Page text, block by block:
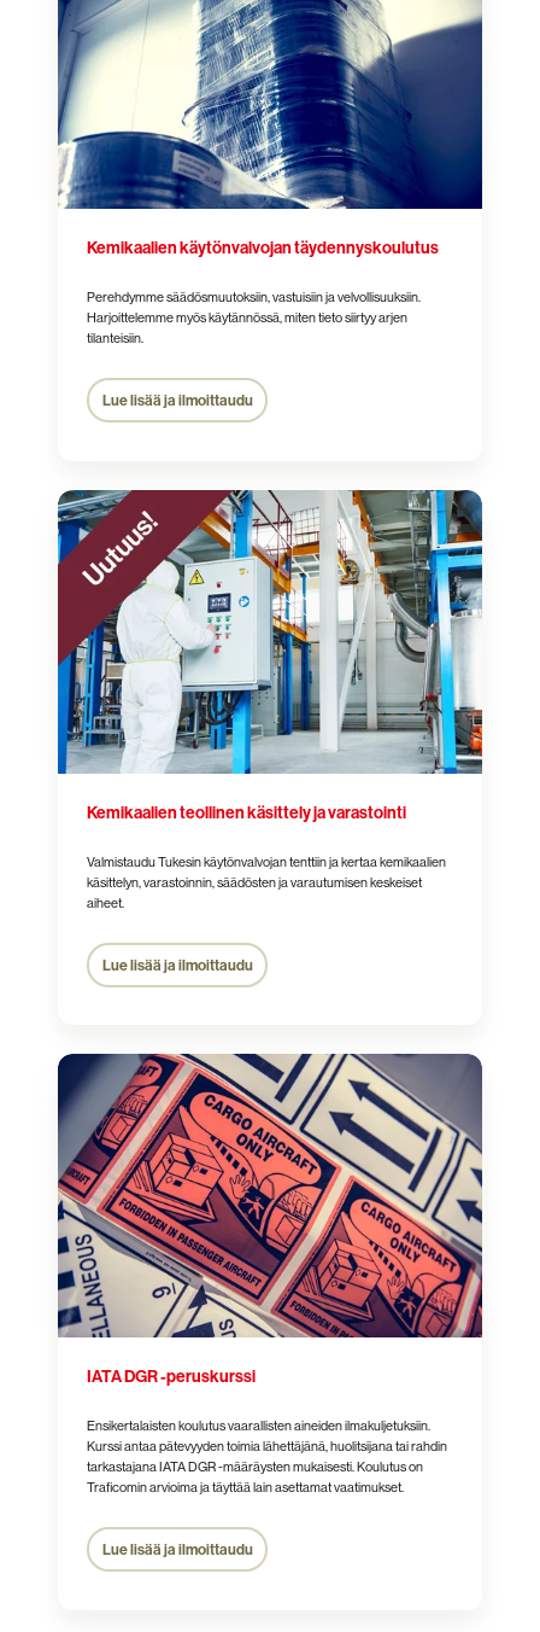
Kemikaalien käytönvalvojan täydennyskoulutus
Perehdymme säädösmuutoksiin, vastuisiin ja velvollisuuksiin.
Harjoittelemme myös käytännössä, miten tieto siirtyy arjen
tilanteisiin.
Lue lisää ja ilmoittaudu
Kemikaalien
teollinen
käsittely
varastointi
Kemikaalien teollinen käsittely ja varastointi
Valmistaudu Tukesin käytönvalvojan tenttiin ja kertaa kemikaalien
käsittelyn, varastoinnin, säädösten ja varautumisen keskeiset
aiheet.
Lue lisää ja ilmoittaudu
IATA
DGR
-
peruskurssi
IATA DGR -peruskurssi
Ensikertalaisten koulutus vaarallisten aineiden ilmakuljetuksiin.
Kurssi antaa pätevyyden toimia lähettäjänä, huolitsijana tai rahdin
tarkastajana IATA DGR -määräysten mukaisesti. Koulutus on
Traficomin arvioima ja täyttää lain asettamat vaatimukset.
Lue lisää ja ilmoittaudu